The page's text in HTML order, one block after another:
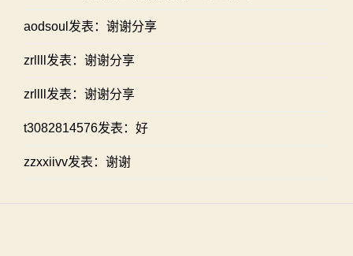
aodsoul发表：谢谢分享
zrllll发表：谢谢分享
zrllll发表：谢谢分享
t3082814576发表：好
zzxxiivv发表：谢谢